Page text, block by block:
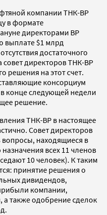
компании ТНК-BP
в формате
директорами BP
выплате $1 млрд
достаточного
директоров ТНК-BP
решения на этот счет.
консорциум
конце следующей недели
решение.
ТНК-BP в настоящее
Совет директоров
находящиеся в
всех 11 членов
10 человек). К таким
принятие решения о
дивидендов,
компании,
а также одобрение сделок